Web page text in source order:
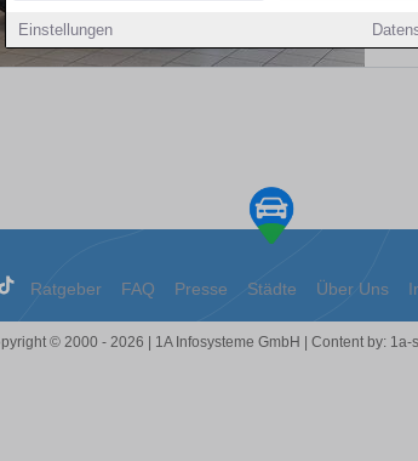
Einstellungen
Ratgeber FAQ Presse Städte Über Uns
© 2000 - 2026 | 1A Infosysteme GmbH | Content by: 1a-